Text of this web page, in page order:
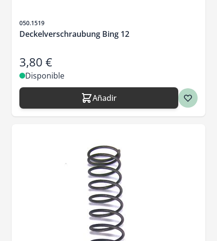
SKU
050.1519
Deckelverschraubung Bing 12
3,80 €
Disponible
Añadir